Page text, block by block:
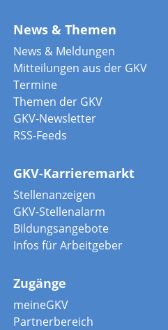
News & Themen
News & Meldungen
Mitteilungen aus der GKV
Termine
Themen der GKV
GKV-Newsletter
RSS-Feeds
GKV-Karrieremarkt
Stellenanzeigen
GKV-Stellenalarm
Bildungsangebote
Infos für Arbeitgeber
Zugänge
meineGKV
Partnerbereich